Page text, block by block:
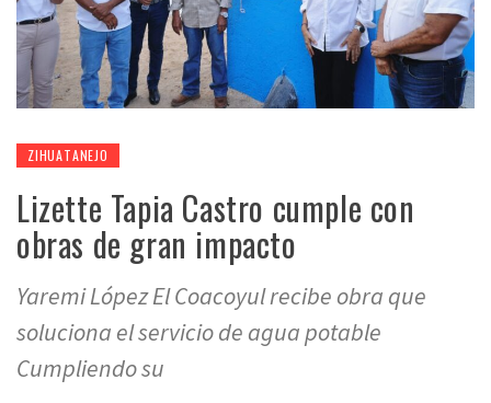
ZIHUATANEJO
Lizette Tapia Castro cumple con
obras de gran impacto
Yaremi López El Coacoyul recibe obra que
soluciona el servicio de agua potable
Cumpliendo su